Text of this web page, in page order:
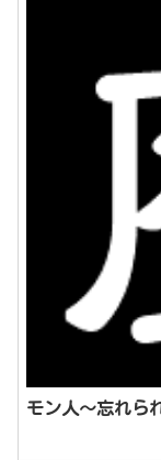
モン人～忘れら